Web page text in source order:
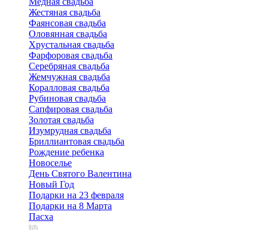
Жестяная свадьба
Фаянсовая свадьба
Оловянная свадьба
Хрустальная свадьба
Фарфоровая свадьба
Серебряная свадьба
Жемчужная свадьба
Коралловая свадьба
Рубиновая свадьба
Сапфировая свадьба
Золотая свадьба
Изумрудная свадьба
Бриллиантовая свадьба
Рождение ребенка
Новоселье
День Святого Валентина
Новый Год
Подарки на 23 февраля
Подарки на 8 Марта
Пасха